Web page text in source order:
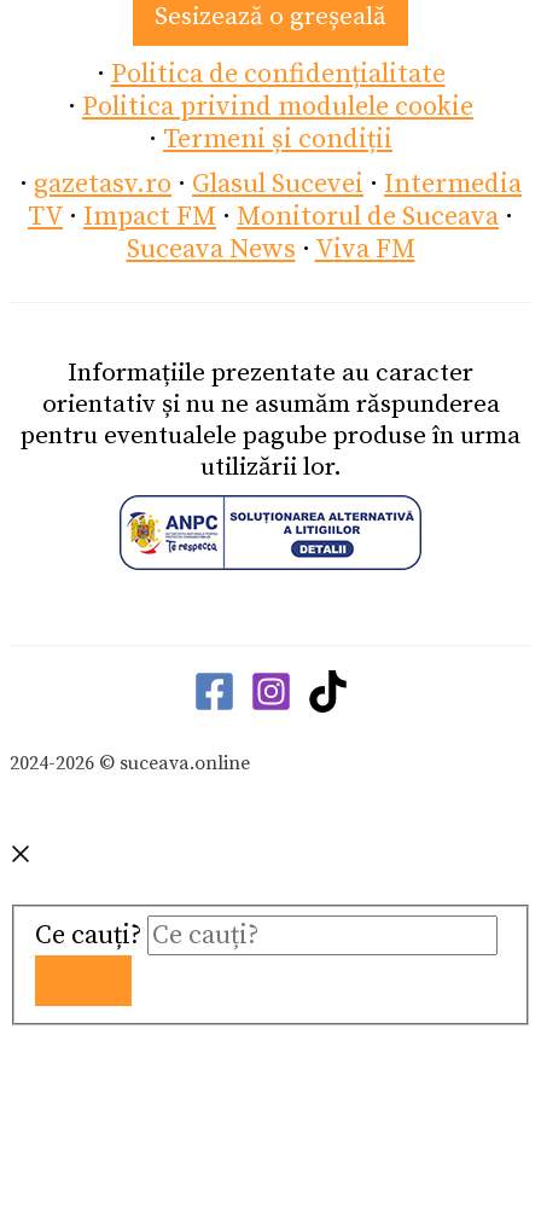
Sesizează o greșeală
· Politica de confidențialitate
· Politica privind modulele cookie
· Termeni și condiții
· gazetasv.ro · Glasul Sucevei · Intermedia
TV · Impact FM · Monitorul de Suceava ·
Suceava News · Viva FM
Informațiile prezentate au caracter
orientativ și nu ne asumăm răspunderea
pentru eventualele pagube produse în urma
utilizării lor.
2024-2026 © suceava.online
Ce cauți?